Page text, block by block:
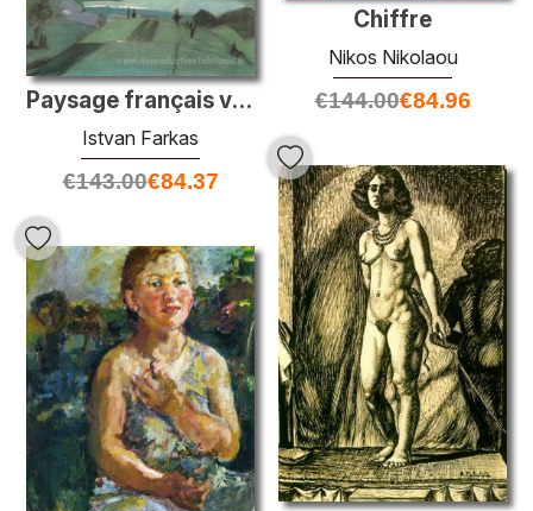
Chiffre
Nikos Nikolaou
€144.00€84.96
Paysage français vert et noir
Istvan Farkas
€143.00€84.37